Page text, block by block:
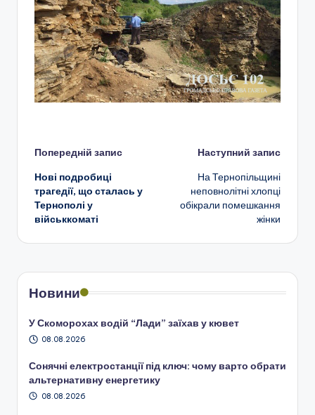
Навігація
по
запису
Попередній запис
Нові подробиці
трагедії, що сталась у
Тернополі у
військкоматі
Наступний запис
На Тернопільщині
неповнолітні хлопці
обікрали помешкання
жінки
Новини
У Скоморохах водій “Лади” заїхав у кювет
08.08.2026
Сонячні електростанції під ключ: чому варто обрати
альтернативну енергетику
08.08.2026